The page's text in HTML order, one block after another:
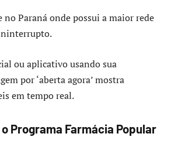
no Paraná onde possui a maior rede
ou aplicativo usando sua
por ‘aberta agora’ mostra
em tempo real.
Programa Farmácia Popular